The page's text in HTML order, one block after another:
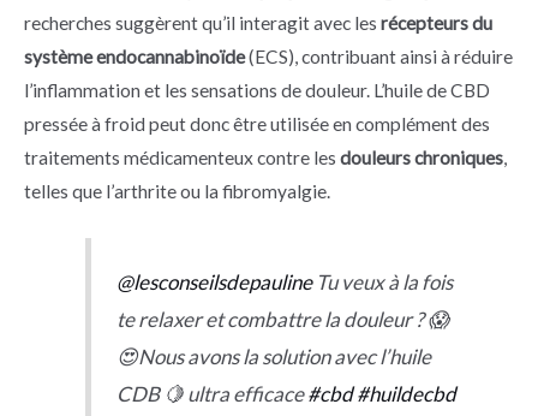
recherches suggèrent qu’il interagit avec les récepteurs du
système endocannabinoïde(ECS), contribuant ainsi à réduire
l’inflammation et les sensations de douleur. L’huile de CBD
pressée à froid peut donc être utilisée en complément des
traitements médicamenteux contre les douleurs chroniques,
telles que l’arthrite ou la fibromyalgie.
@lesconseilsdepaulineTu veux à la fois
te relaxer et combattre la douleur ? 😱
😍Nous avons la solution avec l’huile
CDB 🍋 ultra efficace#cbd #huildecbd